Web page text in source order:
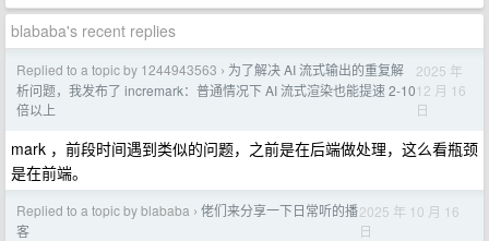
blababa's recent replies
Replied to a topic by 1244943563 › 为了解决 AI 流式输出的重复解
析问题，我发布了 incremark：普通情况下 AI 流式渲染也能提速 2-10
倍以上
2025 年
12 月 16
日
mark ，前段时间遇到类似的问题，之前是在后端做处理，这么看瓶颈
是在前端。
Replied to a topic by blababa › 佬们来分享一下日常听的播
客
2025 年 10 月 16
日